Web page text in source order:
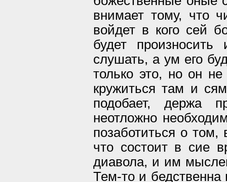
внимает тому, что
войдет в кого сей
будет
слушать, а ум его
только это, но он
кружиться там и
подобает, держа
неотложно
позаботиться о
что состоит в сие
диавола, и им
Тем-то и бедственна